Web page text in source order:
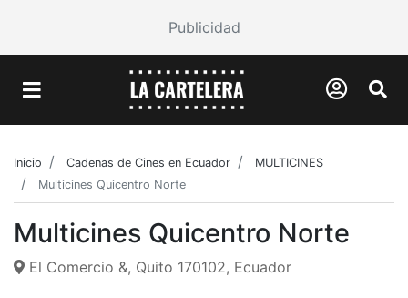
Publicidad
Inicio Cadenas de Cines en Ecuador
MULTICINES
Multicines Quicentro Norte
Multicines Quicentro Norte
El Comercio &, Quito 170102, Ecuador